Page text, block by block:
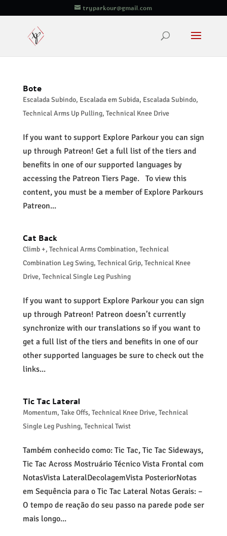
tryparkour@gmail.com
Bote
Escalada Subindo, Escalada em Subida, Escalada Subindo,
Technical Arms Up Pulling, Technical Knee Drive
If you want to support Explore Parkour you can sign
up through Patreon! Get a full list of the tiers and
benefits in one of our supported languages by
accessing the Patreon Tiers Page. To view this
content, you must be a member of Explore Parkours
Patreon...
Cat Back
Climb +, Technical Arms Combination, Technical
Combination Leg Swing, Technical Grip, Technical Knee
Drive, Technical Single Leg Pushing
If you want to support Explore Parkour you can sign
up through Patreon! Patreon doesn’t currently
synchronize with our translations so if you want to
get a full list of the tiers and benefits in one of our
other supported languages be sure to check out the
links...
Tic Tac Lateral
Momentum, Take Offs, Technical Knee Drive, Technical
Single Leg Pushing, Technical Twist
Também conhecido como: Tic Tac, Tic Tac Sideways,
Tic Tac Across Mostruário Técnico Vista Frontal com
NotasVista LateralDecolagemVista PosteriorNotas
em Sequência para o Tic Tac Lateral Notas Gerais: –
O tempo de reação do seu passo na parede pode ser
mais longo...